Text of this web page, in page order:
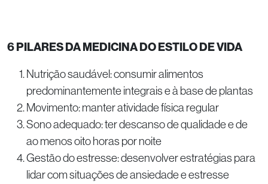
6 PILARES DA MEDICINA DO ESTILO DE VIDA
Nutrição saudável: consumir alimentos
predominantemente integrais e à base de plantas
Movimento: manter atividade física regular
Sono adequado: ter descanso de qualidade e de
ao menos oito horas por noite
Gestão do estresse: desenvolver estratégias para
lidar com situações de ansiedade e estresse